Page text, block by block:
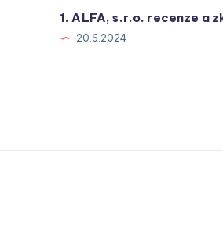
1. ALFA, s.r.o. recenze a
20.6.2024